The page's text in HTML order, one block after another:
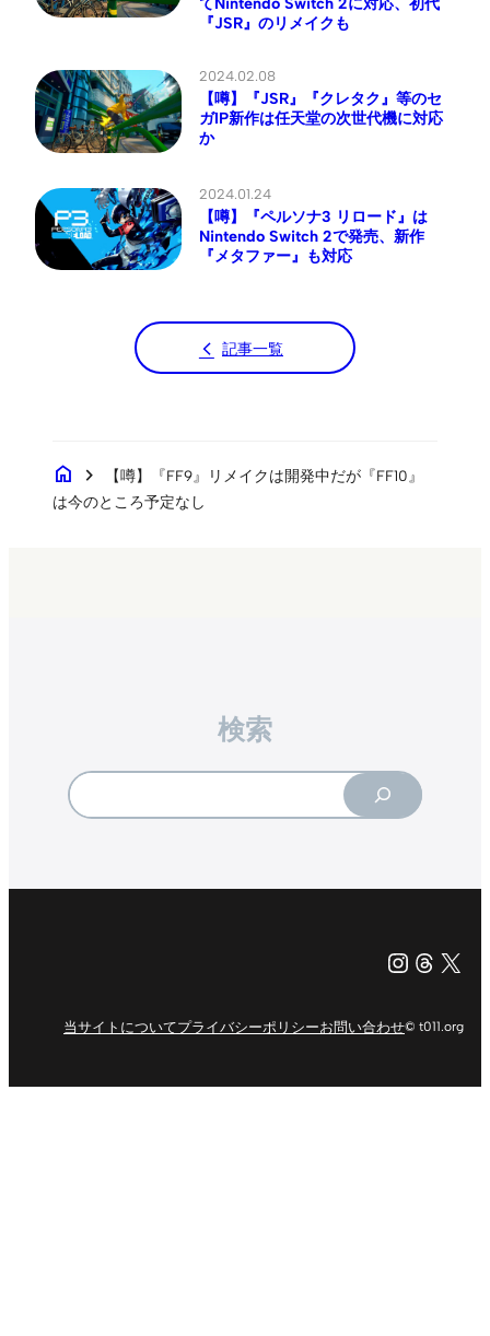
『JSR』のリメイクも
2024.02.08
【噂】『JSR』『クレタク』等のセ
ガIP新作は任天堂の次世代機に対応
か
2024.01.24
【噂】『ペルソナ3 リロード』は
Nintendo Switch 2で発売、新作
『メタファー』も対応
記事一覧
home chevron_right
【噂】『FF9』リメイクは開発中だが『FF10』
は今のところ予定なし
検索
X（旧
当サイトについてプライバシーポリシーお問い合わせ© t011.org